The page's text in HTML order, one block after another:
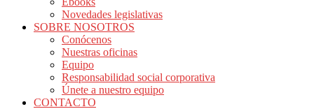
Novedades legislativas
SOBRE NOSOTROS
Conócenos
Nuestras oficinas
Equipo
Responsabilidad social corporativa
Únete a nuestro equipo
CONTACTO